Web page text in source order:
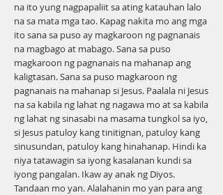
na ito yung nagpapaliit sa ating katauhan lalo
na sa mata mga tao. Kapag nakita mo ang mga
ito sana sa puso ay magkaroon ng pagnanais
na magbago at mabago. Sana sa puso
magkaroon ng pagnanais na mahanap ang
kaligtasan. Sana sa puso magkaroon ng
pagnanais na mahanap si Jesus. Paalala ni Jesus
na sa kabila ng lahat ng nagawa mo at sa kabila
ng lahat ng sinasabi na masama tungkol sa iyo,
si Jesus patuloy kang tinitignan, patuloy kang
sinusundan, patuloy kang hinahanap. Hindi ka
niya tatawagin sa iyong kasalanan kundi sa
iyong pangalan. Ikaw ay anak ng Diyos.
Tandaan mo yan. Alalahanin mo yan para ang